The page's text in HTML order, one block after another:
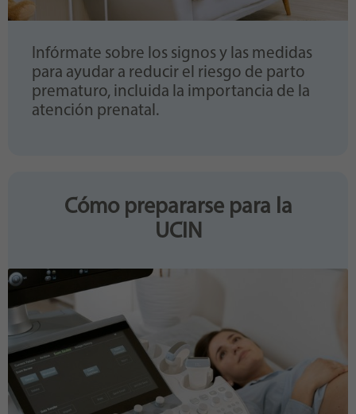
Infórmate sobre los signos y las medidas
para ayudar a reducir el riesgo de parto
prematuro, incluida la importancia de la
atención prenatal.
Cómo prepararse para la
UCIN